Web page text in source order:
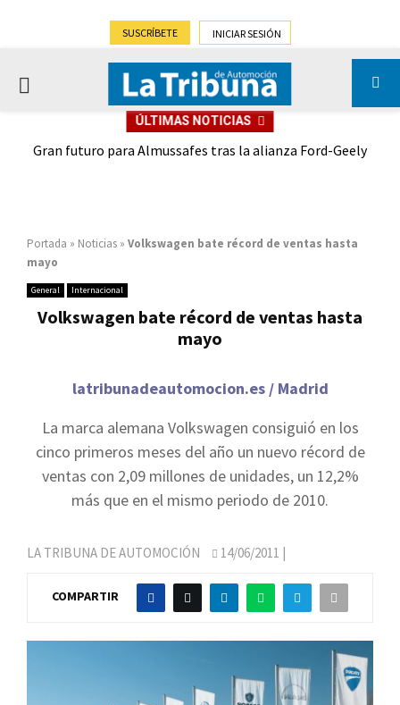
SUSCRÍBETE INICIAR SESIÓN
PRIMARY
ÚLTIMAS NOTICIAS
Gran futuro para Almussafes tras la alianza Ford-Geely
Portada » Noticias » Volkswagen bate récord de ventas hasta
mayo
General Internacional
Volkswagen bate récord de ventas hasta
mayo
latribunadeautomocion.es / Madrid
La marca alemana Volkswagen consiguió en los
cinco primeros meses del año un nuevo récord de
ventas con 2,09 millones de unidades, un 12,2%
más que en el mismo periodo de 2010.
LA TRIBUNA DE AUTOMOCIÓN 14/06/2011 |
COMPARTIR